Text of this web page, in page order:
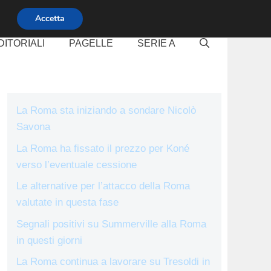
PAGELLE SERIE A
La Roma sta iniziando a sondare Nicolò
Savona
La Roma ha fissato il prezzo per Koné
verso l’eventuale cessione
Le alternative per l’attacco della Roma
valutate in questa fase
Segnali positivi su Summerville alla Roma
in questi giorni
La Roma continua a lavorare su Tresoldi in
Accetta